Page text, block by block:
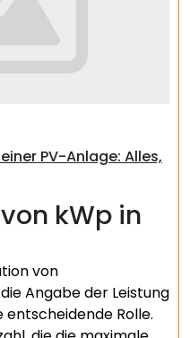
PV-Anlage: Alles,
kWp in
von
Angabe der Leistung
Rolle.